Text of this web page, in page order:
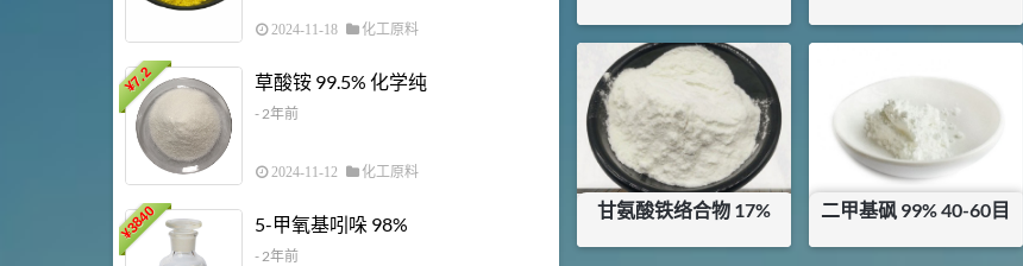
¥20.4
库存： 0 KG
¥31
甘氨酸铁络合物 17% 二甲基砜 99% 40-60目
2024-11-18 化工原料
¥
7.2 草酸铵 99.5% 化学纯
- 2年前
2024-11-12 化工原料
¥
3840 5-甲氧基吲哚 98%
- 2年前
2021-07-07 植物生长调节剂
4 N-羟甲基丙烯酰胺 98% NMA
浏览量 - 1.98w
2021-06-22
5
对甲氧基苯甲醛（茴香醛）
99.5%